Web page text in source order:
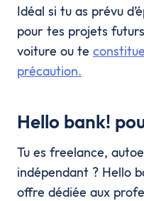
Idéal si tu as prévu
pour tes projets
voiture ou te
précaution.
Hello bank!
Tu es freelance,
indépendant ? Hello
offre dédiée aux